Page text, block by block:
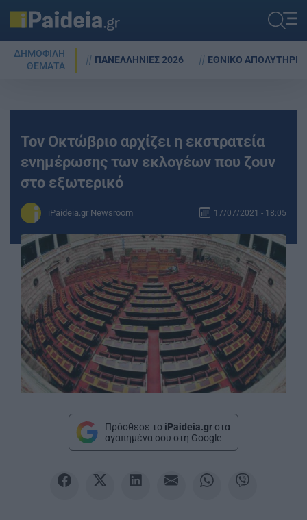
ΔΗΜΟΦΙΛΗ
ΘΕΜΑΤΑ
ΠΑΝΕΛΛΗΝΙΕΣ 2026 ΕΘΝΙΚΟ ΑΠΟΛΥΤΗΡΙΟ
Τον Οκτώβριο αρχίζει η εκστρατεία
ενημέρωσης των εκλογέων που ζουν
στο εξωτερικό
iPaideia.gr Newsroom 17/07/2021 - 18:05
Πρόσθεσε το iPaideia.gr στα
αγαπημένα σου στη Google